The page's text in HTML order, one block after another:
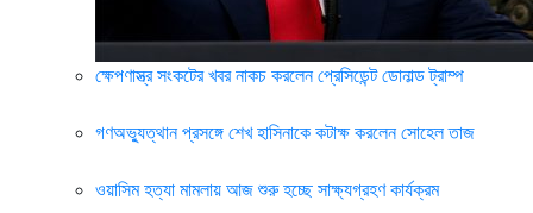
ক্ষেপণাস্ত্র সংকটের খবর নাকচ করলেন প্রেসিডেন্ট ডোনাল্ড ট্রাম্প
গণঅভ্যুত্থান প্রসঙ্গে শেখ হাসিনাকে কটাক্ষ করলেন সোহেল তাজ
ওয়াসিম হত্যা মামলায় আজ শুরু হচ্ছে সাক্ষ্যগ্রহণ কার্যক্রম